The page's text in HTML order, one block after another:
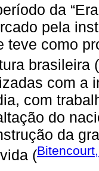
da
pela
teve como
brasileira (
com a
com
do
da
(